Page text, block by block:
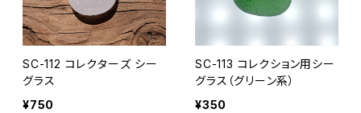
SC-112 コレクターズ シー
グラス
¥750
SC-113 コレクション用シー
グラス（グリーン系）
¥350